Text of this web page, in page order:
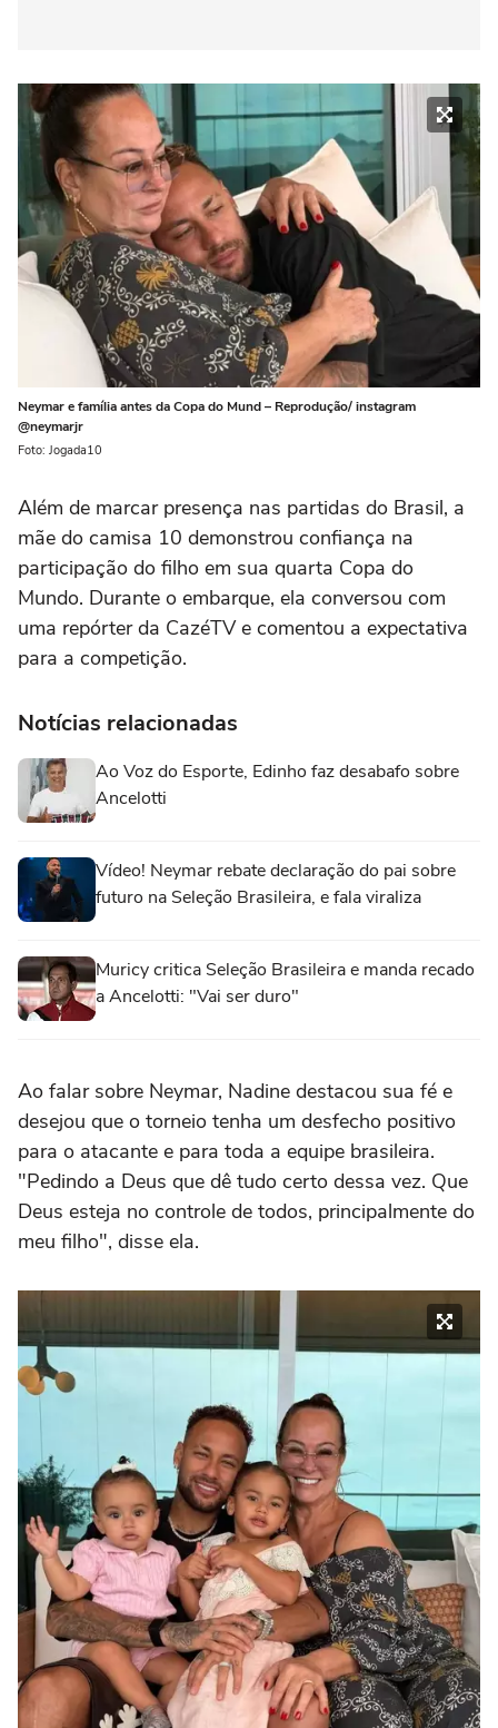
Neymar e família antes da Copa do Mund – Reprodução/ instagram
@neymarjr
Foto: Jogada10
Além de marcar presença nas partidas do Brasil, a
mãe do camisa 10 demonstrou confiança na
participação do filho em sua quarta Copa do
Mundo. Durante o embarque, ela conversou com
uma repórter da CazéTV e comentou a expectativa
para a competição.
Notícias relacionadas
Ao Voz do Esporte, Edinho faz desabafo sobre
Ancelotti
Vídeo! Neymar rebate declaração do pai sobre
futuro na Seleção Brasileira, e fala viraliza
Muricy critica Seleção Brasileira e manda recado
a Ancelotti: "Vai ser duro"
Ao falar sobre Neymar, Nadine destacou sua fé e
desejou que o torneio tenha um desfecho positivo
para o atacante e para toda a equipe brasileira.
"Pedindo a Deus que dê tudo certo dessa vez. Que
Deus esteja no controle de todos, principalmente do
meu filho", disse ela.